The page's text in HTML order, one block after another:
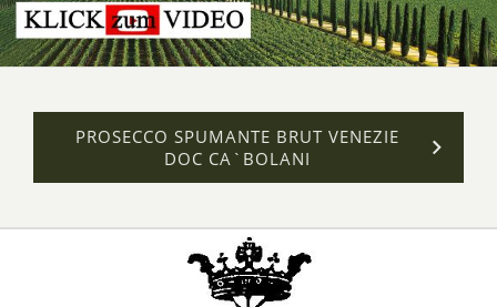
PROSECCO SPUMANTE BRUT VENEZIE
DOC CA`BOLANI